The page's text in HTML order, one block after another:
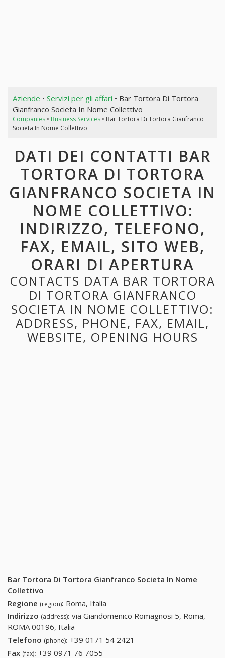
Aziende • Servizi per gli affari • Bar Tortora Di Tortora
Gianfranco Societa In Nome Collettivo
Companies• Business Services• Bar Tortora Di Tortora Gianfranco
Societa In Nome Collettivo
DATI DEI CONTATTI BAR
TORTORA DI TORTORA
GIANFRANCO SOCIETA IN
NOME COLLETTIVO:
INDIRIZZO, TELEFONO,
FAX, EMAIL, SITO WEB,
ORARI DI APERTURA
CONTACTS DATA BAR TORTORA
DI TORTORA GIANFRANCO
SOCIETA IN NOME COLLETTIVO:
ADDRESS, PHONE, FAX, EMAIL,
WEBSITE, OPENING HOURS
Bar Tortora Di Tortora Gianfranco Societa In Nome
Collettivo
Regione (region): Roma, Italia
Indirizzo (address): via Giandomenico Romagnosi 5, Roma,
ROMA 00196, Italia
Telefono (phone): +39 0171 54 2421
Fax (fax): +39 0971 76 7055